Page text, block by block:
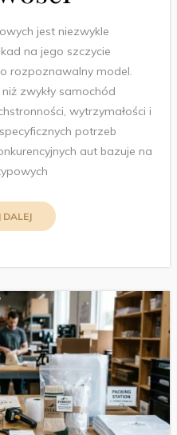
jest niezwykle
na jego szczycie
rozpoznawalny model.
zwykły samochód
wytrzymałości i
potrzeb
aut bazuje na
DALEJ